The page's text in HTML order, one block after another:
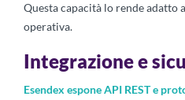
Questa capacità lo rende adatto
operativa.
Integrazione e
Esendex espone API REST e